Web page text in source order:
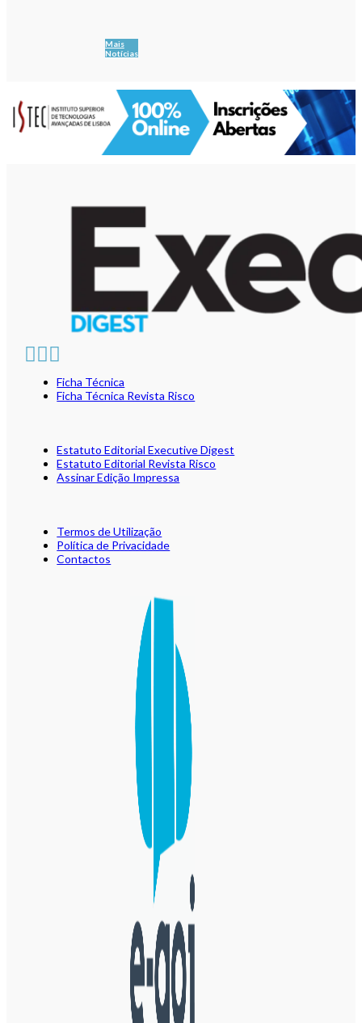
Mais
Notícias
Ficha Técnica
Ficha Técnica Revista Risco
Estatuto Editorial Executive Digest
Estatuto Editorial Revista Risco
Assinar Edição Impressa
Termos de Utilização
Política de Privacidade
Contactos